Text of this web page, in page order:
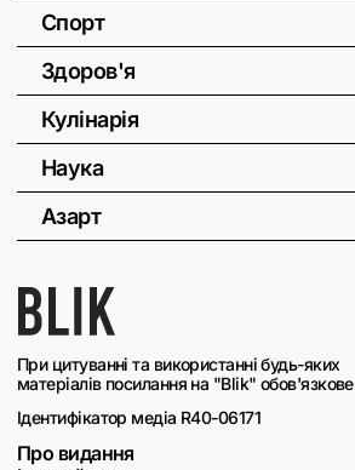
При цитуванні та використанні будь-яких
матеріалів посилання на "Blik" обов'язкове
Ідентифікатор медіа R40-06171
Про видання
Спорт
Здоров'я
Кулінарія
Наука
Азарт